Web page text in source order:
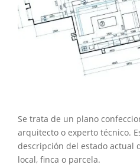
Se trata de un plano
arquitecto o experto técnico.
descripción del estado actual
local, finca o parcela.